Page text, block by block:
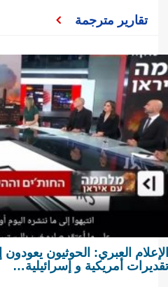
تقارير مترجمة
الإعلام العبري: الحوثيون
تقديرات أمريكية و إسرائيلية…